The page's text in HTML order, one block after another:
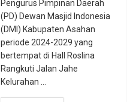
Pengurus Pimpinan Daerah
(PD) Dewan Masjid Indonesia
(DMI) Kabupaten Asahan
periode 2024-2029 yang
bertempat di Hall Roslina
Rangkuti Jalan Jahe
Kelurahan ...